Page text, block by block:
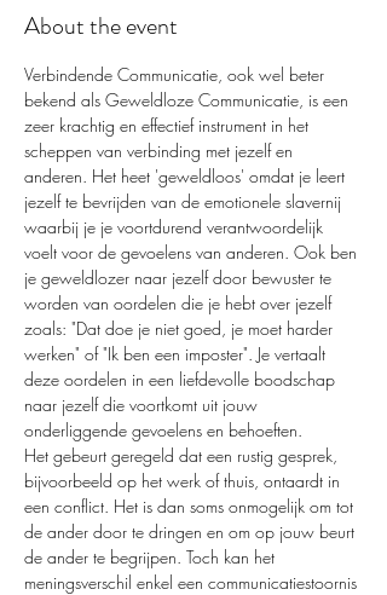
About the event
Verbindende Communicatie, ook wel beter
bekend als Geweldloze Communicatie, is een
zeer krachtig en effectief instrument in het
scheppen van verbinding met jezelf en
anderen. Het heet 'geweldloos' omdat je leert
jezelf te bevrijden van de emotionele slavernij
waarbij je je voortdurend verantwoordelijk
voelt voor de gevoelens van anderen. Ook ben
je geweldlozer naar jezelf door bewuster te
worden van oordelen die je hebt over jezelf
zoals: "Dat doe je niet goed, je moet harder
werken" of "Ik ben een imposter". Je vertaalt
deze oordelen in een liefdevolle boodschap
naar jezelf die voortkomt uit jouw
onderliggende gevoelens en behoeften.
Het gebeurt geregeld dat een rustig gesprek,
bijvoorbeeld op het werk of thuis, ontaardt in
een conflict. Het is dan soms onmogelijk om tot
de ander door te dringen en om op jouw beurt
de ander te begrijpen. Toch kan het
meningsverschil enkel een communicatiestoornis